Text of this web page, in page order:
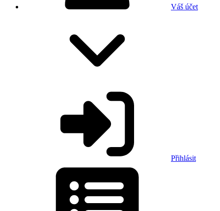
Váš účet
Přihlásit